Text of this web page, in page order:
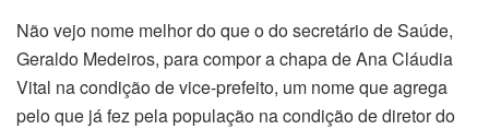
Não vejo nome melhor do que o do secretário de Saúde,
Geraldo Medeiros, para compor a chapa de Ana Cláudia
Vital na condição de vice-prefeito, um nome que agrega
pelo que já fez pela população na condição de diretor do